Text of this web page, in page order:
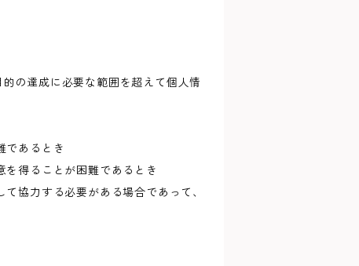
の達成に必要な範囲を超えて個人情
であるとき
を得ることが困難であるとき
協力する必要がある場合であって、